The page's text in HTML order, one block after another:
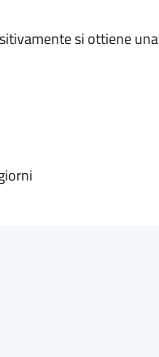
si ottiene una